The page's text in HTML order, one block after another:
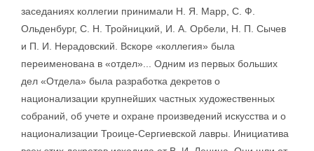
заседаниях коллегии принимали Н. Я. Марр, С. Ф.
Ольденбург, С. Н. Тройницкий, И. А. Орбели, Н. П. Сычев
и П. И. Нерадовский. Вскоре «коллегия» была
переименована в «отдел»... Одним из первых больших
дел «Отдела» была разработка декретов о
национализации крупнейших частных художественных
собраний, об учете и охране произведений искусства и о
национализации Троице-Сергиевской лавры. Инициатива